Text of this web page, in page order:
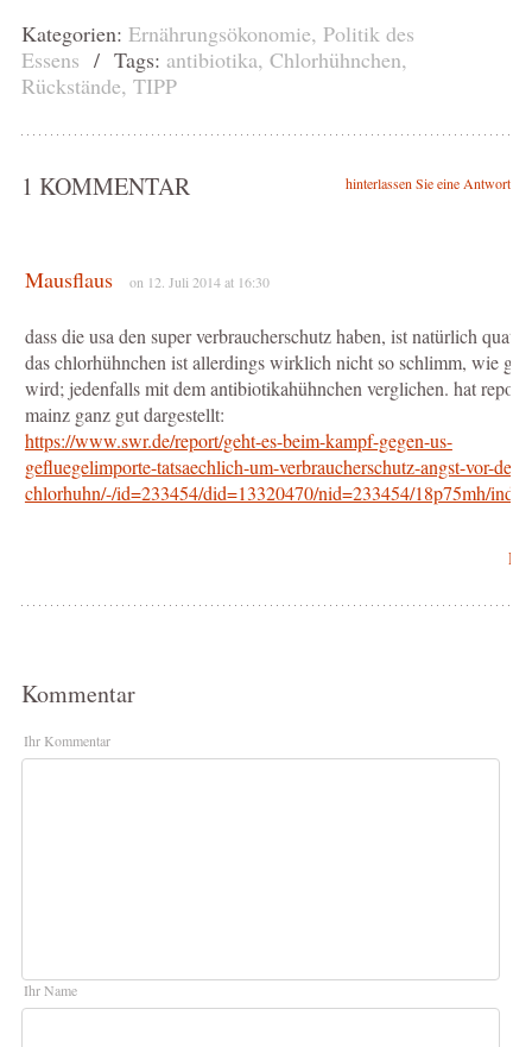
Kategorien: Ernährungsökonomie, Politik des
Essens / Tags: antibiotika, Chlorhühnchen,
Rückstände, TIPP
hinterlassen Sie eine Antwort
1 KOMMENTAR
Mausflaus on 12. Juli 2014 at 16:30
dass die usa den super verbraucherschutz haben, ist natürlich
das chlorhühnchen ist allerdings wirklich nicht so schlimm, wie
wird; jedenfalls mit dem antibiotikahühnchen verglichen. hat report
mainz ganz gut dargestellt:
https://www.swr.de/report/geht-es-beim-kampf-gegen-us-
gefluegelimporte-tatsaechlich-um-verbraucherschutz-angst-vor-dem-
chlorhuhn/-/id=233454/did=13320470/nid=233454/18p75mh/
Kommentar
Ihr Kommentar
Ihr Name